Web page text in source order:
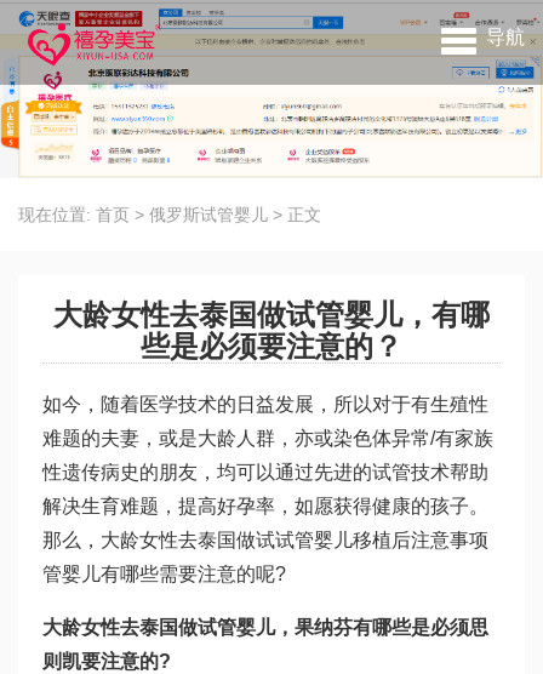
导航
现在位置: 首页 > 俄罗斯试管婴儿 > 正文
大龄女性去泰国做试管婴儿，有哪
些是必须要注意的？
如今，随着医学技术的日益发展，所以对于有生殖性
难题的夫妻，或是大龄人群，亦或染色体异常/有家族
性遗传病史的朋友，均可以通过先进的试管技术帮助
解决生育难题，提高好孕率，如愿获得健康的孩子。
那么，大龄女性去泰国做试试管婴儿移植后注意事项
管婴儿有哪些需要注意的呢?
大龄女性去泰国做试管婴儿， 果纳芬有哪些是必须思
则凯要注意的?